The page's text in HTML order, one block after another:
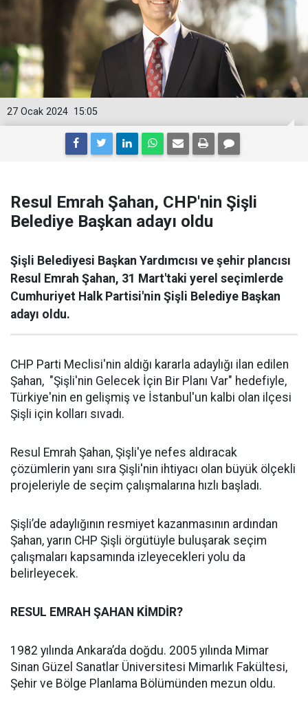
15:05
27 Ocak 2024
Resul Emrah Şahan, CHP'nin Şişli
Belediye Başkan adayı oldu
Şişli Belediyesi Başkan Yardımcısı ve şehir plancısı
Resul Emrah Şahan, 31 Mart'taki yerel seçimlerde
Cumhuriyet Halk Partisi'nin Şişli Belediye Başkan
adayı oldu.
CHP Parti Meclisi'nin aldığı kararla adaylığı ilan edilen
Şahan, "Şişli'nin Gelecek İçin Bir Planı Var" hedefiyle,
Türkiye'nin en gelişmiş ve İstanbul'un kalbi olan ilçesi
Şişli için kolları sıvadı.
Resul Emrah Şahan, Şişli'ye nefes aldıracak
çözümlerin yanı sıra Şişli'nin ihtiyacı olan büyük ölçekli
projeleriyle de seçim çalışmalarına hızlı başladı.
Şişli’de adaylığının resmiyet kazanmasının ardından
Şahan, yarın CHP Şişli örgütüyle buluşarak seçim
çalışmaları kapsamında izleyecekleri yolu da
belirleyecek.
RESUL EMRAH ŞAHAN KİMDİR?
1982 yılında Ankara’da doğdu. 2005 yılında Mimar
Sinan Güzel Sanatlar Üniversitesi Mimarlık Fakültesi,
Şehir ve Bölge Planlama Bölümünden mezun oldu.